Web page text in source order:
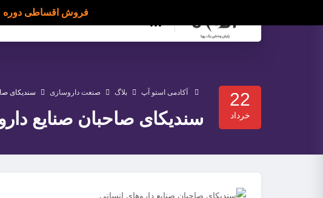
22
خرداد
آکادمی استو آپ بلاگ صنعت داروسازی سندیکای
سندیکای صاحبان صنایع
فروش اقساطی دوره COSMETIC GALAXY فعال شد! برای دیدن شرایط اینجا کلیک کنید